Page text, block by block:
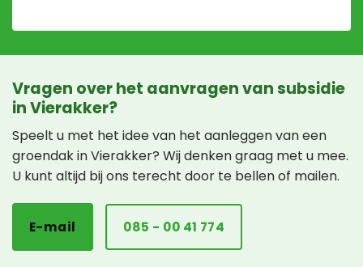
Vragen over het aanvragen van subsidie
in Vierakker?
Speelt u met het idee van het aanleggen van een
groendak in Vierakker? Wij denken graag met u mee.
U kunt altijd bij ons terecht door te bellen of mailen.
E-mail 085 - 00 41 774